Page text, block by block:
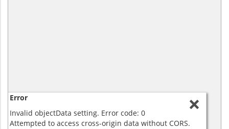
Error
Invalid objectData setting. Error code: 0
Attempted to access cross-origin data without CORS.